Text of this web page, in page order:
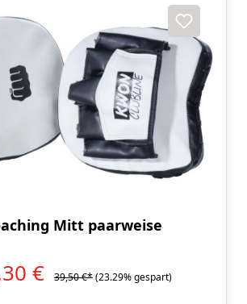
Mitt paarweise
€ 39,50 €*(23.29% gespart)